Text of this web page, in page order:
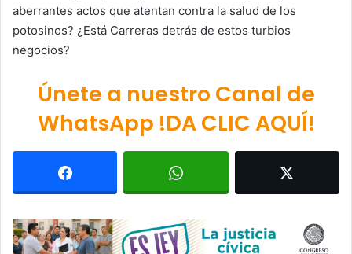
aberrantes actos que atentan contra la salud de los
potosinos? ¿Está Carreras detrás de estos turbios
negocios?
Únete a nuestro Canal de
WhatsApp !DA CLIC AQUÍ!